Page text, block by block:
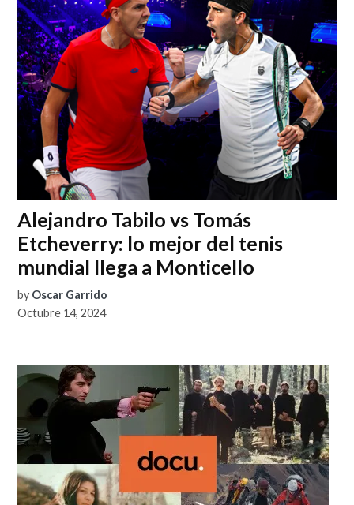
Alejandro Tabilo vs Tomás
Etcheverry: lo mejor del tenis
mundial llega a Monticello
by Oscar Garrido
Octubre 14, 2024